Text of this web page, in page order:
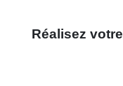
Réalisez